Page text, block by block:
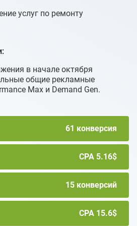
услуг по ремонту
в начале октября
общие рекламные
Max и Demand Gen.
61 конверсия
CPA 5.16$
15 конверсий
CPA 15.6$